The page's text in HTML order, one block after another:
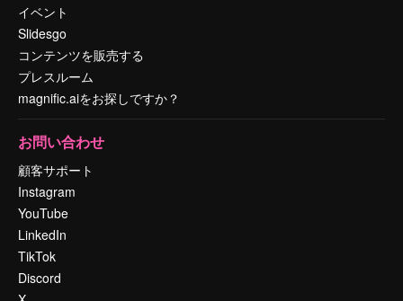
イベント
Slidesgo
コンテンツを販売する
プレスルーム
magnific.aiをお探しですか？
お問い合わせ
顧客サポート
Instagram
YouTube
LinkedIn
TikTok
Discord